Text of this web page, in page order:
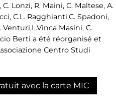
Lonzi, R. Maini, C. Maltese, A.
C.L. Ragghianti,C. Spadoni,
Venturi,L.Vinca Masini, C.
Berti a été réorganisé et
Centro Studi
avec la carte MIC